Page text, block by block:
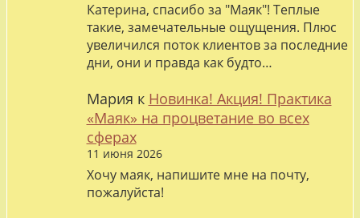
Катерина, спасибо за "Маяк"! Теплые
такие, замечательные ощущения. Плюс
увеличился поток клиентов за последние
дни, они и правда как будто…
Мария к Новинка! Акция! Практика
«Маяк» на процветание во всех
сферах
11 июня 2026
Хочу маяк, напишите мне на почту,
пожалуйста!